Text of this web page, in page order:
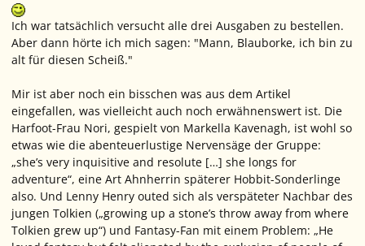
Ich war tatsächlich versucht alle drei Ausgaben zu bestellen.
Aber dann hörte ich mich sagen: "Mann, Blauborke, ich bin zu
alt für diesen Scheiß."
Mir ist aber noch ein bisschen was aus dem Artikel
eingefallen, was vielleicht auch noch erwähnenswert ist. Die
Harfoot-Frau Nori, gespielt von Markella Kavenagh, ist wohl so
etwas wie die abenteuerlustige Nervensäge der Gruppe:
„she’s very inquisitive and resolute […] she longs for
adventure“, eine Art Ahnherrin späterer Hobbit-Sonderlinge
also. Und Lenny Henry outed sich als verspäteter Nachbar des
jungen Tolkien („growing up a stone’s throw away from where
Tolkien grew up“) und Fantasy-Fan mit einem Problem: „He